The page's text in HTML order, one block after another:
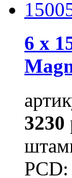
6 x
3230